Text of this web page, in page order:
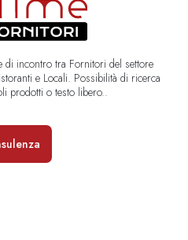
di incontro tra Fornitori del settore
e Locali. Possibilità di ricerca
prodotti o testo libero..